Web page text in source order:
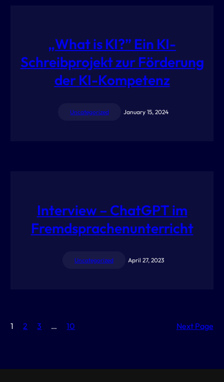
„What is KI?” Ein KI-
Schreibprojekt zur Förderung
der KI-Kompetenz
Uncategorized January 15, 2024
Interview – ChatGPT im
Fremdsprachenunterricht
Uncategorized April 27, 2023
1 2 3 … 10 Next Page